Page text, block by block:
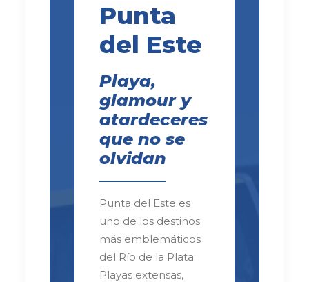
Punta
del Este
Playa,
glamour y
atardeceres
que no se
olvidan
Punta del Este es
uno de los destinos
más emblemáticos
del Río de la Plata.
Playas extensas,